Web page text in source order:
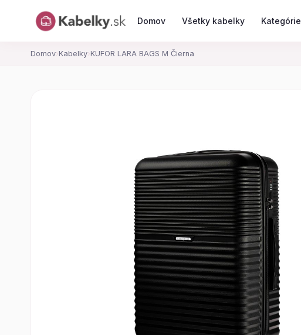
Domov Všetky kabelky Kategórie
Domov› Kabelky› KUFOR LARA BAGS M Čierna